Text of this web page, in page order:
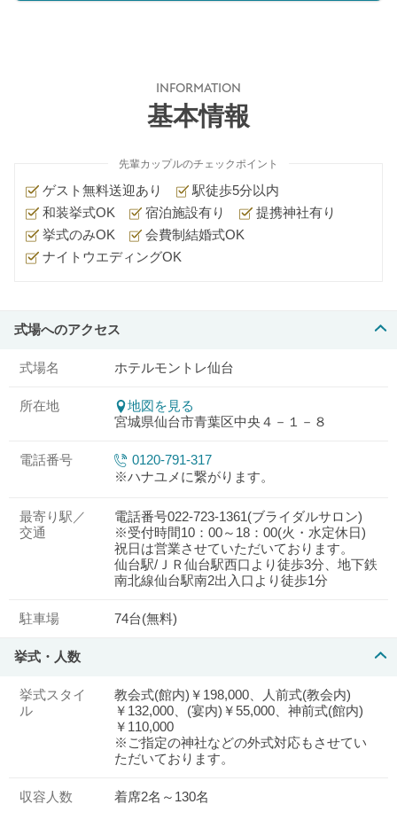
INFORMATION
基本情報
先輩カップルのチェックポイント
ゲスト無料送迎あり
駅徒歩5分以内
和装挙式OK
宿泊施設有り
提携神社有り
挙式のみOK
会費制結婚式OK
ナイトウエディングOK
式場へのアクセス
式場名 ホテルモントレ仙台
所在地
地図を見る
宮城県仙台市青葉区中央４－１－８
電話番号
0120-791-317
※ハナユメに繋がります。
最寄り駅／
交通
電話番号022-723-1361(ブライダルサロン)
※受付時間10：00～18：00(火・水定休日)
祝日は営業させていただいております。
仙台駅/ＪＲ仙台駅西口より徒歩3分、地下鉄
南北線仙台駅南2出入口より徒歩1分
駐車場 74台(無料)
挙式・人数
挙式スタイ
ル
教会式(館内)￥198,000、人前式(教会内)
￥132,000、(宴内)￥55,000、神前式(館内)
￥110,000
※ご指定の神社などの外式対応もさせてい
ただいております。
収容人数 着席2名～130名